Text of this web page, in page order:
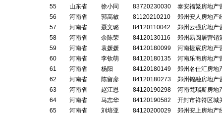
55
山东省 徐小同 83720230030
泰安福繁房地产
56
河南省 郭高敏 81120210210
郑州安人房地产
57
河南省 聂文璐 84120110042
郑州云强房地产
58
河南省 余陈荣 84120130116
郑州易圆居营销
59
河南省 袁媛媛 84120180099
河南捷宸房地产
60
河南省 李钦萌 84120180135
河南乐商房地产
61
河南省 杨阳 84120180149
郑州名仕汇房地
62
河南省 陈留彦 84120180273
郑州锦融房地产
63
河南省 赵江恩 84120190298
河南梵瑞斯房地
64
河南省 马志华 84120190582
开封市祥符区城
65
河南省 刘培亚 84120200029 郑州安上房地产